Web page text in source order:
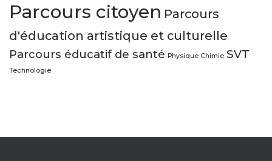
Parcours citoyen Parcours
d'éducation artistique et culturelle
Parcours éducatif de santé Physique Chimie SVT
Technologie